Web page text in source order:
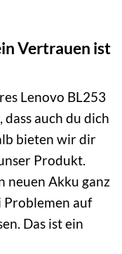
Vertrauen ist
Lenovo BL253
auch du dich
bieten wir dir
Produkt.
neuen Akku ganz
Problemen auf
Das ist ein